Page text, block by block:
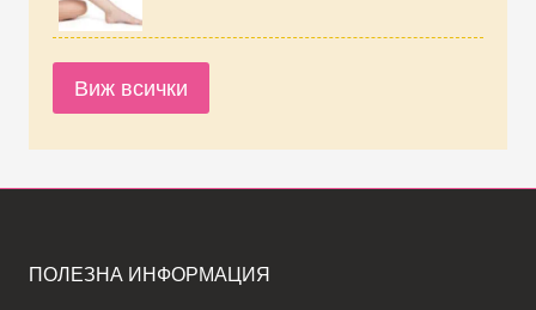
Виж всички
ПОЛЕЗНА ИНФОРМАЦИЯ